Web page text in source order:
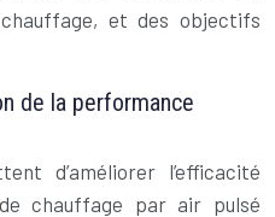
et des objectifs
de la performance
d’améliorer l’efficacité
chauffage par air pulsé